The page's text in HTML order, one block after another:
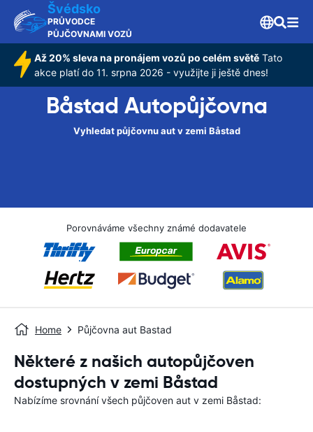
Švédsko
PRŮVODCE
PŮJČOVNAMI VOZŮ
Až 20% sleva na pronájem vozů po celém světě Tato
akce platí do 11. srpna 2026 - využijte ji ještě dnes!
Båstad Autopůjčovna
Vyhledat půjčovnu aut v zemi Båstad
Porovnáváme všechny známé dodavatele
Home Půjčovna aut Bastad
Některé z našich autopůjčoven
dostupných v zemi Båstad
Nabízíme srovnání všech půjčoven aut v zemi Båstad: